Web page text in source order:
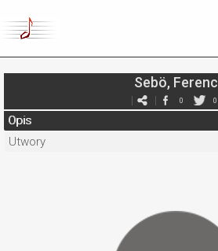
Sebö, Ferenc
0 0
Opis
Utwory